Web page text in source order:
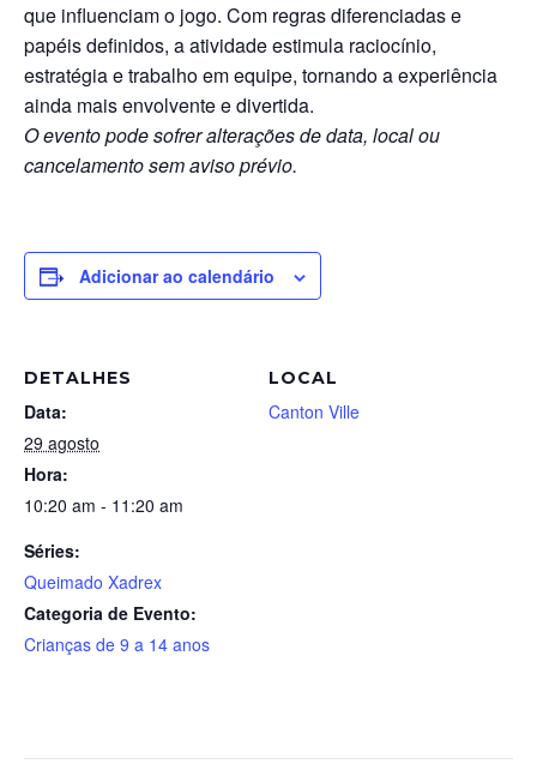
que influenciam o jogo. Com regras diferenciadas e
papéis definidos, a atividade estimula raciocínio,
estratégia e trabalho em equipe, tornando a experiência
ainda mais envolvente e divertida.
O evento pode sofrer alterações de data, local ou
cancelamento sem aviso prévio.
Adicionar ao calendário
DETALHES
Data:
29 agosto
Hora:
10:20 am - 11:20 am
Séries:
Queimado Xadrex
Categoria de Evento:
Crianças de 9 a 14 anos
LOCAL
Canton Ville